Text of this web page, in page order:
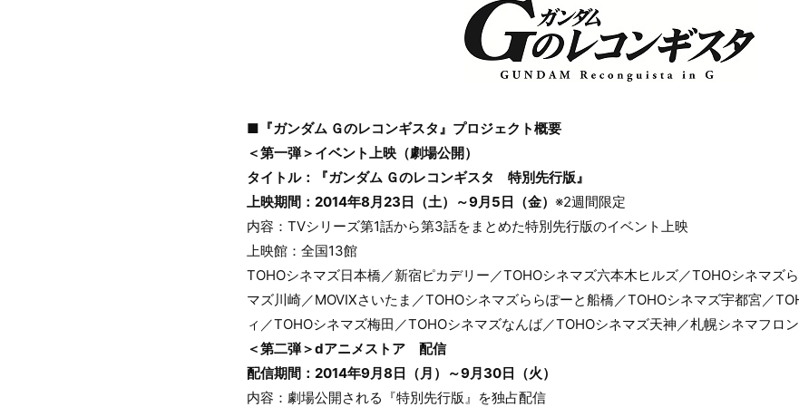
■『ガンダム Ｇのレコンギスタ』プロジェクト概要
＜第一弾＞イベント上映（劇場公開）
タイトル：『ガンダム Ｇのレコンギスタ 特別先行版』
上映期間：2014年8月23日（土）～9月5日（金） ※2週間限定
内容：TVシリーズ第1話から第3話をまとめた特別先行版のイベント上映
上映館：全国13館
TOHOシネマズ日本橋／新宿ピカデリー／TOHOシネマズ六本木ヒルズ／TOHOシネマズ
マズ川崎／MOVIXさいたま／TOHOシネマズららぽーと船橋／TOHOシネマズ宇都宮／
ィ／TOHOシネマズ梅田／TOHOシネマズなんば／TOHOシネマズ天神／札幌シネマフロ
＜第二弾＞dアニメストア 配信
配信期間：2014年9月8日（月）～9月30日（火）
内容：劇場公開される『特別先行版』を独占配信